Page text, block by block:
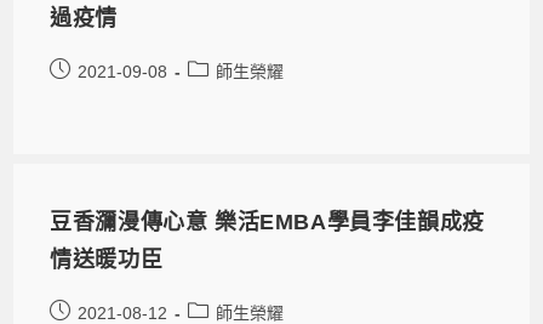
過疫情
2021-09-08 師生榮耀
豆香瀰漫傳心意 樂活EMBA學員李佳韻成疫
情送暖功臣
2021-08-12 師生榮耀